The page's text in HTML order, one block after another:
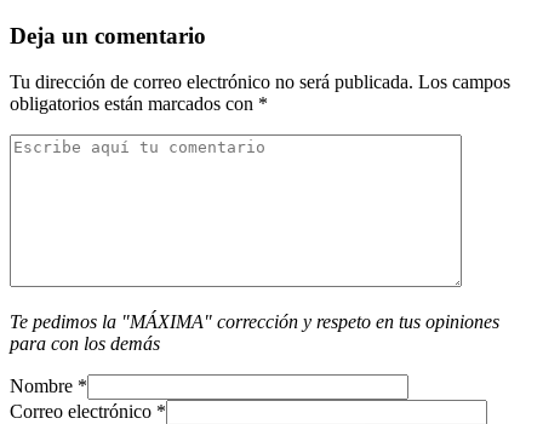
Deja un comentario
Tu dirección de correo electrónico no será publicada. Los campos
obligatorios están marcados con *
Te pedimos la "MÁXIMA" corrección y respeto en tus opiniones
para con los demás
Nombre *
Correo electrónico *